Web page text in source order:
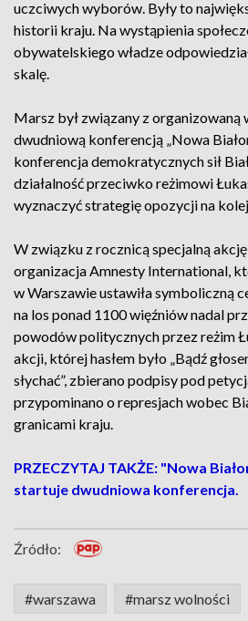
uczciwych wyborów. Były to
historii kraju. Na wystąpienia
obywatelskiego władze
skalę.
Marsz był związany z organizowaną
dwudniową konferencją „Nowa
konferencja demokratycznych sił
działalność przeciwko reżimowi
wyznaczyć strategię opozycji na
W związku z rocznicą specjalną
organizacja Amnesty International,
w Warszawie ustawiła symboliczną
na los ponad 1100 więźniów nadal
powodów politycznych przez reżim
akcji, której hasłem było „Bądź
słychać”, zbierano podpisy pod
przypominano o represjach wobec
granicami kraju.
PRZECZYTAJ TAKŻE: "Nowa
startuje dwudniowa konferencja.
Źródło:
#warszawa #marsz wolności